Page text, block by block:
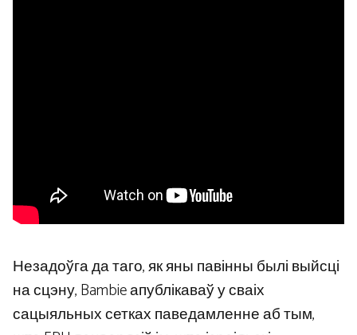
Незадоўга да таго, як яны павінны былі выйсці
на сцэну, Bambie апублікаваў у сваіх
сацыяльных сетках паведамленне аб тым,